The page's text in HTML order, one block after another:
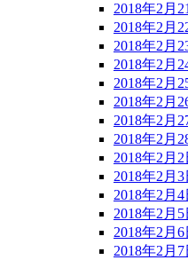
2018年2月
2018年2月
2018年2月
2018年2月
2018年2月
2018年2月
2018年2月
2018年2月
2018年2月2
2018年2月3
2018年2月4
2018年2月5
2018年2月6
2018年2月7